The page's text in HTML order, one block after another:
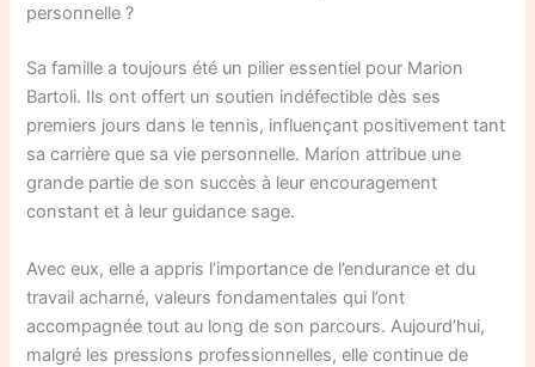
personnelle ?
Sa famille a toujours été un pilier essentiel pour Marion
Bartoli. Ils ont offert un soutien indéfectible dès ses
premiers jours dans le tennis, influençant positivement tant
sa carrière que sa vie personnelle. Marion attribue une
grande partie de son succès à leur encouragement
constant et à leur guidance sage.
Avec eux, elle a appris l’importance de l’endurance et du
travail acharné, valeurs fondamentales qui l’ont
accompagnée tout au long de son parcours. Aujourd’hui,
malgré les pressions professionnelles, elle continue de